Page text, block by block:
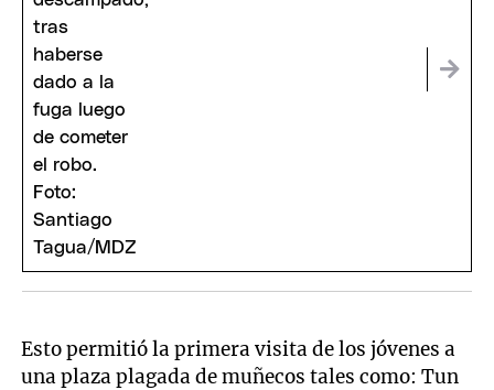
Esto permitió la primera visita de los jóvenes a
una plaza plagada de muñecos tales como: Tun